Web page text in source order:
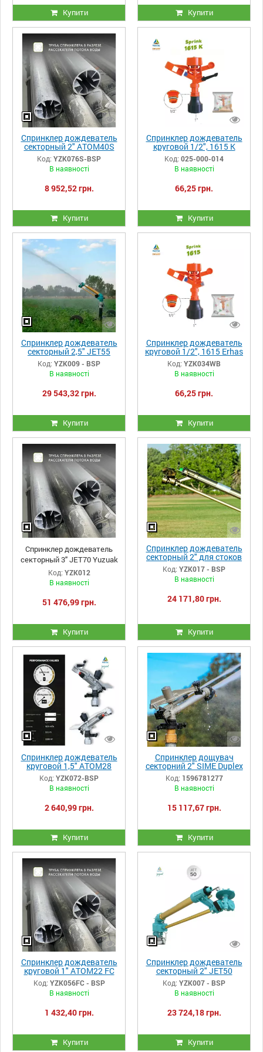
Купити Купити
Спринклер дождеватель
секторный 2" ATOM40S
Yuzuak
Код: YZK076S-BSP
В наявності
8 952,52 грн.
Купити
Спринклер дождеватель
круговой 1/2", 1615 K
Erhas
Код: 025-000-014
В наявності
66,25 грн.
Купити
Спринклер дождеватель
секторный 2,5" JET55
Yuzuak
Код: YZK009 - BSP
В наявності
29 543,32 грн.
Купити
Спринклер дождеватель
круговой 1/2", 1615 Erhas
Код: YZK034WB
В наявності
66,25 грн.
Купити
Спринклер дождеватель
секторный 3" JET70 Yuzuak
Код: YZK012
В наявності
51 476,99 грн.
Купити
Спринклер дождеватель
секторный 2" для стоков
и грязной воды JET50Т
Yuzuak
Код: YZK017 - BSP
В наявності
24 171,80 грн.
Купити
Спринклер дождеватель
круговой 1,5" ATOM28
ECO FC Yuzuak
Код: YZK072-BSP
В наявності
2 640,99 грн.
Купити
Спринклер дощувач
секторний 2" SIME Duplex
Код: 1596781277
В наявності
15 117,67 грн.
Купити
Спринклер дождеватель
круговой 1" ATOM22 FC
бронзовый фиксатор
Код: YZK056FC - BSP
В наявності
1 432,40 грн.
Купити
Спринклер дождеватель
секторный 2" JET50
Yuzuak
Код: YZK007 - BSP
В наявності
23 724,18 грн.
Купити